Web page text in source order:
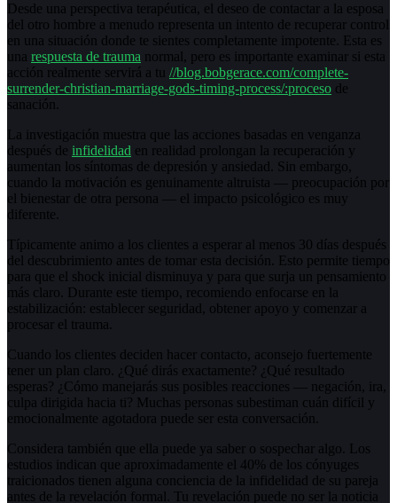
Desde una perspectiva terapéutica, el deseo de contactar a la esposa
del otro hombre a menudo representa un intento de recuperar control
en una situación donde te sientes completamente impotente. Esta es
una respuesta de trauma normal, pero es importante examinar si esta
acción realmente servirá a tu //blog.bobgerace.com/complete-
surrender-christian-marriage-gods-timing-process/:proceso de
sanación.
La investigación muestra que las acciones basadas en venganza
después de infidelidad en realidad prolongan la recuperación y
aumentan los síntomas de depresión y ansiedad. Sin embargo,
cuando la motivación es genuinamente altruista — preocupación por
el bienestar de otra persona — el impacto psicológico es muy
diferente.
Típicamente animo a los clientes a esperar al menos 30 días después
del descubrimiento antes de tomar esta decisión. Esto permite tiempo
para que el shock inicial disminuya y para que surja un pensamiento
más claro. Durante este tiempo, recomiendo enfocarse en la
estabilización: establecer seguridad, obtener apoyo y comenzar a
procesar el trauma.
Cuando los clientes deciden hacer contacto, aconsejo fuertemente
tener un plan claro. ¿Qué dirás exactamente? ¿Qué resultado
esperas? ¿Cómo manejarás sus posibles reacciones — negación, ira,
culpa dirigida hacia ti? Muchas personas subestiman cuán difícil y
emocionalmente agotadora puede ser esta conversación.
Considera también que ella puede ya saber o sospechar algo. Los
estudios indican que aproximadamente el 40% de los cónyuges
traicionados tienen alguna conciencia de la infidelidad de su pareja
antes de la revelación formal. Tu revelación puede no ser la noticia